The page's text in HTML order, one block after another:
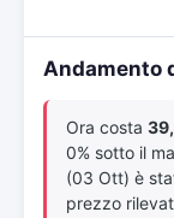
Andamento
Ora costa
0% sotto il
(03 Ott) è
prezzo